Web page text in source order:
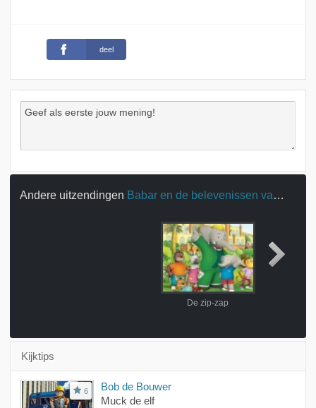
deel
Andere uitzendingen Babar en de belevenissen van Badou
De zip-zap
Kijktips
6
Bob de Bouwer
Muck de elf